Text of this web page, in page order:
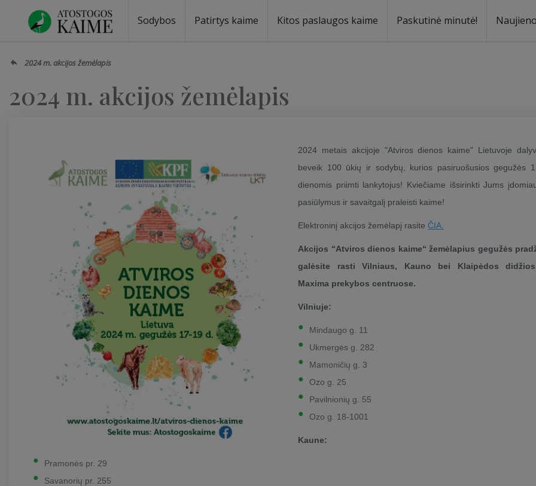
Sodybos Patirtys kaime Kitos paslaugos kaime Paskutinė minutė!
2024 m. akcijos žemėlapis
2024 m. akcijos žemėlapis
2024 metais akcijoje "Atviros dienos kaime" Lietuvoje
beveik 100 ūkių ir sodybų, kurios pasiruošusios gegužės
dienomis priimti lankytojus! Kviečiame išsirinkti Jums
pasiūlymus ir savaitgalį praleisti kaime!
Elektroninį akcijos žemėlapį rasite ČIA.
Akcijos “Atviros dienos kaime“ žemėlapius gegužės
galėsite rasti Vilniaus, Kauno bei Klaipėdos
Maxima prekybos centruose.
Vilniuje:
Mindaugo g. 11
Ukmergės g. 282
Mamoničių g. 3
Ozo g. 25
Pavilnionių g. 55
Ozo g. 18-1001
Kaune:
Pramonės pr. 29
Savanorių pr. 255